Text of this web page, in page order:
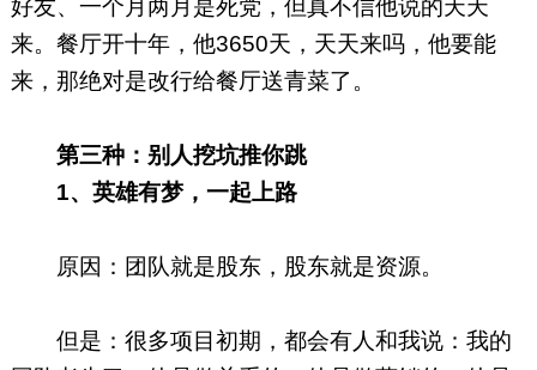
好友、一个月两月是死党，但真不信他说的天天
来。餐厅开十年，他3650天，天天来吗，他要能
来，那绝对是改行给餐厅送青菜了。
第三种：别人挖坑推你跳
1、英雄有梦，一起上路
原因：团队就是股东，股东就是资源。
但是：很多项目初期，都会有人和我说：我的